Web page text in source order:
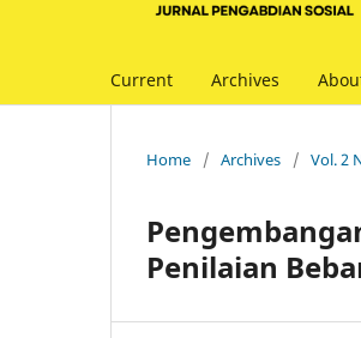
Current Archives
Home / Archives / Vol. 2
Penilaian